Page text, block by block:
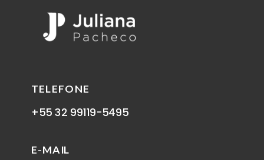
TELEFONE
+55 32 99119-5495
E-MAIL